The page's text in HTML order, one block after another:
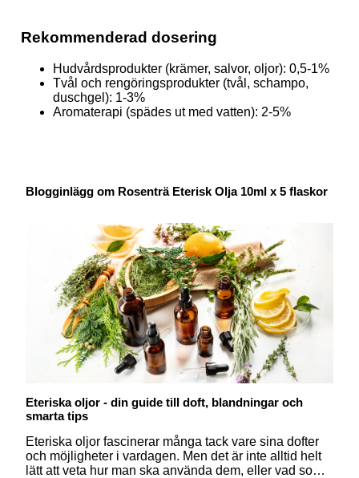
Rekommenderad dosering
Hudvårdsprodukter (krämer, salvor, oljor): 0,5-1%
Tvål och rengöringsprodukter (tvål, schampo,
duschgel): 1-3%
Aromaterapi (spädes ut med vatten): 2-5%
Blogginlägg om Rosenträ Eterisk Olja 10ml x 5 flaskor
Eteriska oljor - din guide till doft, blandningar och
smarta tips
Eteriska oljor fascinerar många tack vare sina dofter
och möjligheter i vardagen. Men det är inte alltid helt
lätt att veta hur man ska använda dem, eller vad som